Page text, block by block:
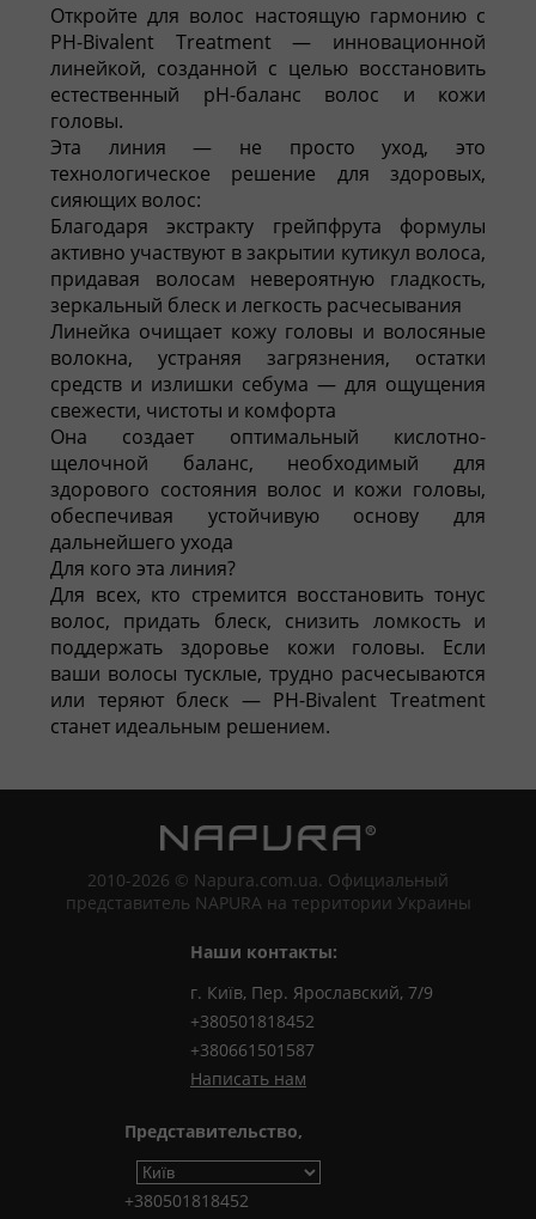
Откройте для волос настоящую гармонию с
PH-Bivalent Treatment — инновационной
линейкой, созданной с целью восстановить
естественный pH-баланс волос и кожи
головы.
Эта линия — не просто уход, это
технологическое решение для здоровых,
сияющих волос:
Благодаря экстракту грейпфрута формулы
активно участвуют в закрытии кутикул волоса,
придавая волосам невероятную гладкость,
зеркальный блеск и легкость расчесывания
Линейка очищает кожу головы и волосяные
волокна, устраняя загрязнения, остатки
средств и излишки себума — для ощущения
свежести, чистоты и комфорта
Она создает оптимальный кислотно-
щелочной баланс, необходимый для
здорового состояния волос и кожи головы,
обеспечивая устойчивую основу для
дальнейшего ухода
Для кого эта линия?
Для всех, кто стремится восстановить тонус
волос, придать блеск, снизить ломкость и
поддержать здоровье кожи головы. Если
ваши волосы тусклые, трудно расчесываются
или теряют блеск — PH-Bivalent Treatment
станет идеальным решением.
2010-2026 © Napura.com.ua. Официальный
представитель NAPURA на территории Украины
Наши контакты:
г. Київ, Пер. Ярославский, 7/9
+380501818452
+380661501587
Написать нам
Представительство,
+380501818452